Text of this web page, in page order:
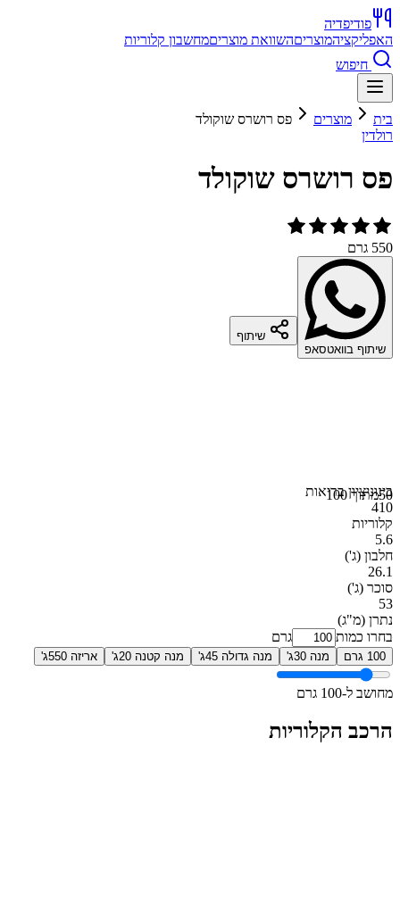
פודיפדיה
האפליקציהמוצריםהשוואת מוצריםמחשבון קלוריות
חיפוש
בית מוצרים
פס רושרס שוקולד
רולדין
פס רושרס שוקולד
550 גרם
שיתוף בוואטסאפ
שיתוף
50מתוך 100בינוניציון בריאות
410
קלוריות
5.6
חלבון (ג')
26.1
סוכר (ג')
53
נתרן (מ"ג)
בחרו כמות
גרם
100 גרם מנה 30ג' מנה גדולה 45ג' מנה קטנה 20ג' אריזה 550ג'
מחושב ל-100 גרם
הרכב הקלוריות